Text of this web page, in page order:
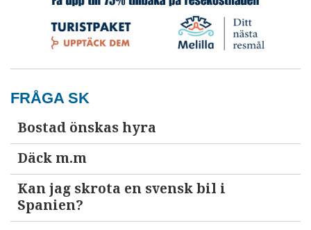
FRÅGA SK
Bostad önskas hyra
Däck m.m
Kan jag skrota en svensk bil i
Spanien?